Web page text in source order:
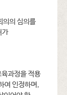
의의 심의를
가
과정을 적용
여 인정하며,